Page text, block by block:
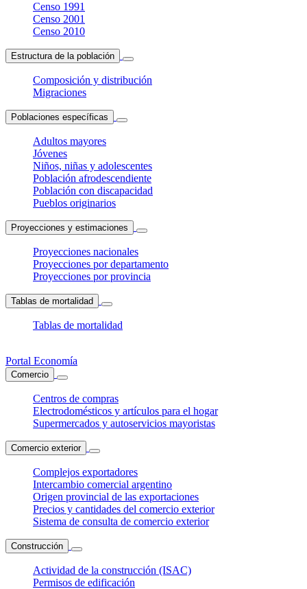
Censo 1991
Censo 2001
Censo 2010
Estructura de la población
Composición y distribución
Migraciones
Poblaciones específicas
Adultos mayores
Jóvenes
Niños, niñas y adolescentes
Población afrodescendiente
Población con discapacidad
Pueblos originarios
Proyecciones y estimaciones
Proyecciones nacionales
Proyecciones por departamento
Proyecciones por provincia
Tablas de mortalidad
Tablas de mortalidad
Portal Economía
Comercio
Centros de compras
Electrodomésticos y artículos para el hogar
Supermercados y autoservicios mayoristas
Comercio exterior
Complejos exportadores
Intercambio comercial argentino
Origen provincial de las exportaciones
Precios y cantidades del comercio exterior
Sistema de consulta de comercio exterior
Construcción
Actividad de la construcción (ISAC)
Permisos de edificación